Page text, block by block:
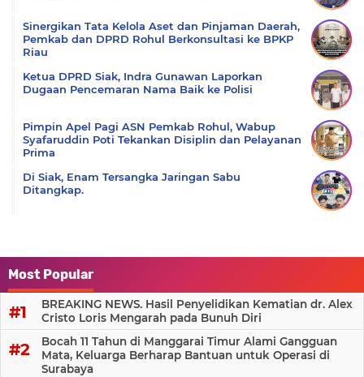
Sinergikan Tata Kelola Aset dan Pinjaman Daerah,
Pemkab dan DPRD Rohul Berkonsultasi ke BPKP
Riau
Ketua DPRD Siak, Indra Gunawan Laporkan
Dugaan Pencemaran Nama Baik ke Polisi
Pimpin Apel Pagi ASN Pemkab Rohul, Wabup
Syafaruddin Poti Tekankan Disiplin dan Pelayanan
Prima
Di Siak, Enam Tersangka Jaringan Sabu
Ditangkap.
Most Popular
BREAKING NEWS. Hasil Penyelidikan Kematian dr. Alex
Cristo Loris Mengarah pada Bunuh Diri
Bocah 11 Tahun di Manggarai Timur Alami Gangguan
Mata, Keluarga Berharap Bantuan untuk Operasi di
Surabaya